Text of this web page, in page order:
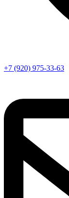
+7 (920) 975-33-63